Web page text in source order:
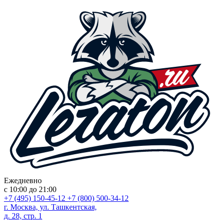
Ежедневно
с 10:00 до 21:00
+7 (495) 150-45-12 +7 (800) 500-34-12
г. Москва, ул. Ташкентская,
д. 28, стр. 1